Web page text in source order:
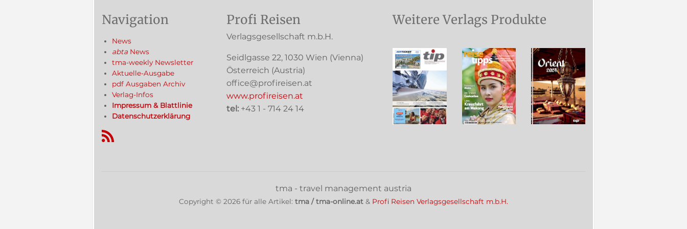
Navigation
News
abta News
tma-weekly Newsletter
Aktuelle-Ausgabe
pdf Ausgaben Archiv
Verlag-Infos
Impressum & Blattlinie
Datenschutzerklärung
RSS-Feed
Profi Reisen
Verlagsgesellschaft m.b.H.
Seidlgasse 22, 1030 Wien (Vienna)
Österreich (Austria)
office@profireisen.at
www.profireisen.at
tel: +43 1 - 714 24 14
Weitere Verlags Produkte
tma - travel management austria
Copyright © 2026 für alle Artikel: tma / tma-online.at & Profi Reisen Verlagsgesellschaft m.b.H.